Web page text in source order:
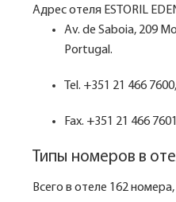
Адрес отеля ESTORIL
Av. de Saboia, 209
Portugal.
Tel. +351 21 466 7600,
Fax. +351 21 466
Типы номеров в
Всего в отеле 162